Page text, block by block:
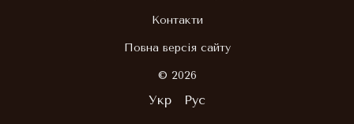
Контакти
Повна версія сайту
© 2026
Укр Рус